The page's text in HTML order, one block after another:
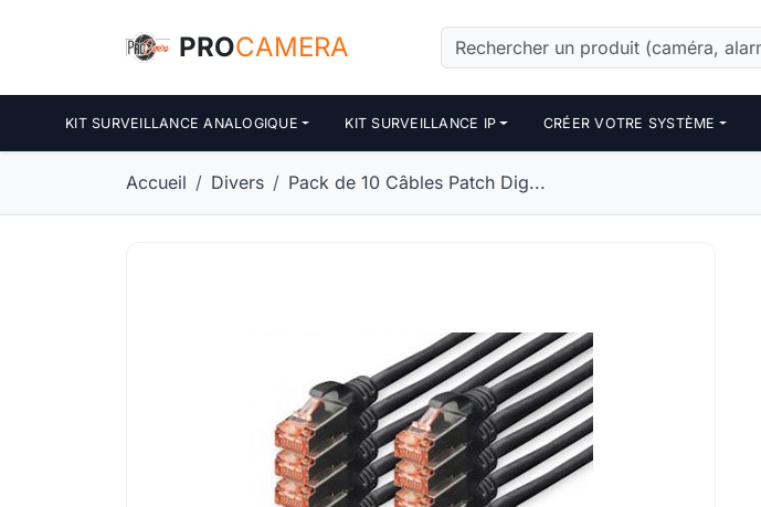
PROCAMERA
KIT SURVEILLANCE ANALOGIQUE KIT SURVEILLANCE IP CRÉER VOTRE SYSTÈME
Accueil Divers Pack de 10 Câbles Patch Dig...